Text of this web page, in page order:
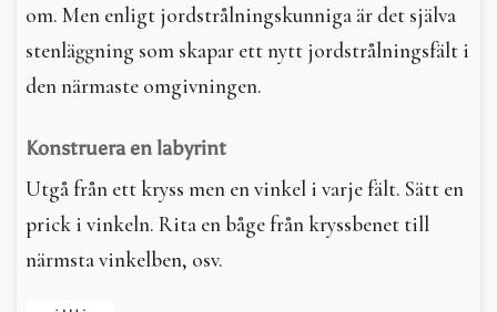
om. Men enligt jordstrålningskunniga är det själva
stenläggning som skapar ett nytt jordstrålningsfält i
den närmaste omgivningen.
Konstruera en labyrint
Utgå från ett kryss men en vinkel i varje fält. Sätt en
prick i vinkeln. Rita en båge från kryssbenet till
närmsta vinkelben, osv.